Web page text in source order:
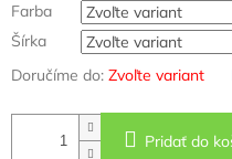
Farba
Šírka
Doručíme do: Zvoľte variant
Pridať do